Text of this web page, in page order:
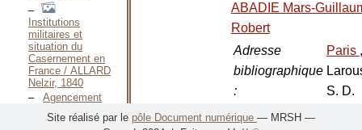
Institutions
militaires et
situation du
Casernement en
France / ALLARD
Nelzir, 1840
Agencement
l’insémination
ABADIE Mars-
Robert
Adresse
bibliographique
:
Paris ,
S. D.
Site réalisé par le pôle Document numérique — MRSH —